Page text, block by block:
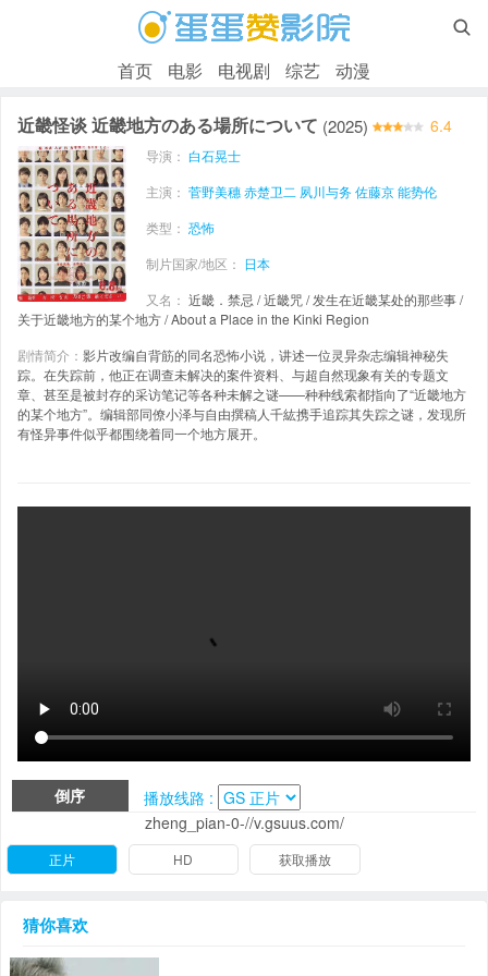

首页 电影 电视剧 综艺 动漫
近畿怪谈 近畿地方のある場所について (2025) 6.4
导演： 白石晃士
主演： 菅野美穗赤楚卫二 夙川与务佐藤京能势伦
类型： 恐怖
制片国家/地区： 日本
又名： 近畿．禁忌 / 近畿咒 / 发生在近畿某处的那些事 /
关于近畿地方的某个地方 / About a Place in the Kinki Region
剧情简介： 影片改编自背筋的同名恐怖小说，讲述一位灵异杂志编辑神秘失
踪。在失踪前，他正在调查未解决的案件资料、与超自然现象有关的专题文
章、甚至是被封存的采访笔记等各种未解之谜——种种线索都指向了“近畿地方
的某个地方”。编辑部同僚小泽与自由撰稿人千紘携手追踪其失踪之谜，发现所
有怪异事件似乎都围绕着同一个地方展开。
倒序
播放线路 :
zheng_pian-0-//v.gsuus.com/
正片 HD 获取播放
猜你喜欢